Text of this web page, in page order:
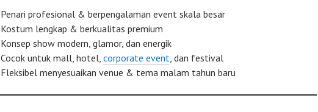
Penari profesional & berpengalaman event skala besar
Kostum lengkap & berkualitas premium
Konsep show modern, glamor, dan energik
Cocok untuk mall, hotel, corporate event, dan festival
Fleksibel menyesuaikan venue & tema malam tahun baru